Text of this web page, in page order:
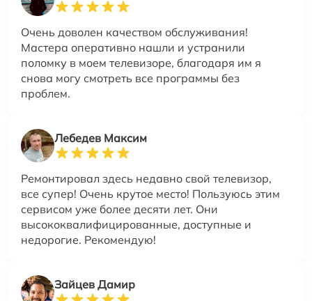
Очень доволен качеством обслуживания!
Мастера оперативно нашли и устранили
поломку в моем телевизоре, благодаря им я
снова могу смотреть все программы без
проблем.
Лебедев Максим
Ремонтировал здесь недавно свой телевизор,
все супер! Очень крутое место! Пользуюсь этим
сервисом уже более десяти лет. Они
высококвалифицированные, доступные и
недорогие. Рекомендую!
Зайцев Дамир